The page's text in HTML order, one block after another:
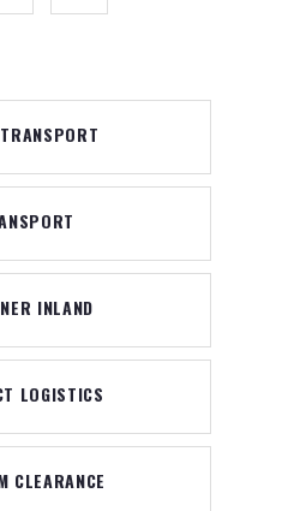
INLAND
LOGISTICS
CLEARANCE